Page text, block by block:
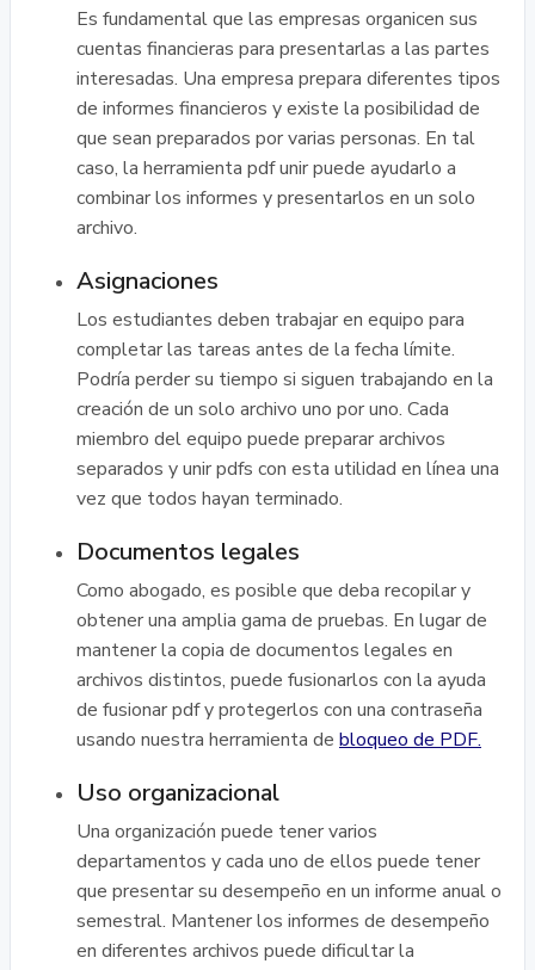
Es fundamental que las empresas organicen sus
cuentas financieras para presentarlas a las partes
interesadas. Una empresa prepara diferentes tipos
de informes financieros y existe la posibilidad de
que sean preparados por varias personas. En tal
caso, la herramienta pdf unir puede ayudarlo a
combinar los informes y presentarlos en un solo
archivo.
Asignaciones
Los estudiantes deben trabajar en equipo para
completar las tareas antes de la fecha límite.
Podría perder su tiempo si siguen trabajando en la
creación de un solo archivo uno por uno. Cada
miembro del equipo puede preparar archivos
separados y unir pdfs con esta utilidad en línea una
vez que todos hayan terminado.
Documentos legales
Como abogado, es posible que deba recopilar y
obtener una amplia gama de pruebas. En lugar de
mantener la copia de documentos legales en
archivos distintos, puede fusionarlos con la ayuda
de fusionar pdf y protegerlos con una contraseña
usando nuestra herramienta de bloqueo de PDF.
Uso organizacional
Una organización puede tener varios
departamentos y cada uno de ellos puede tener
que presentar su desempeño en un informe anual o
semestral. Mantener los informes de desempeño
en diferentes archivos puede dificultar la